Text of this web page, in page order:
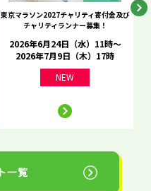
東京マラソン2027チャリティ寄付金及び
チャリティランナー募集！
2026年6月24日（水）11時～
2026年7月9日（木）17時
NEW